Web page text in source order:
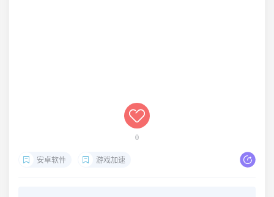
0
安卓软件 游戏加速